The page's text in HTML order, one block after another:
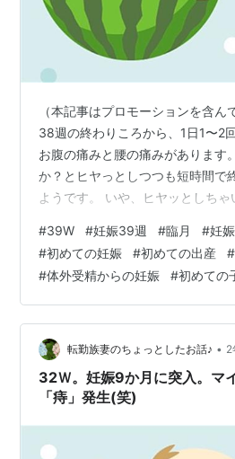
（本記事はプロモーションを含ん
38週の終わりころから、1日1〜2
お腹の痛みと腰の痛みがあります
か？とヒヤっとしつつも短時間で
ようです。 いや、ヒヤッとしちゃ
る！！！リラックス！！！と言い
そして38週の半ばからの爆食。止
入ってから一気に来た。 そして妊
成の券は14回目までなので、次以
ってひどいよなぁって思う（笑）
は病気じゃないって言…
#39W #妊娠39週 #臨月 #妊
#初めての妊娠 #初めての出産 #
#体外受精からの妊娠 #初めての
転勤族妻のちょっとしたお話♪ • 2
32Ｗ。妊娠9か月に突入。マ
「痔」発生(笑)